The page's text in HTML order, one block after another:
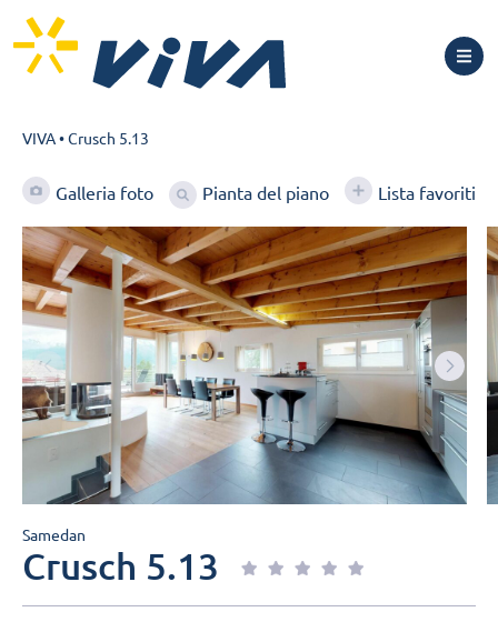
VIVA•Crusch 5.13
Galleria foto Pianta del piano Lista favoriti
Samedan
Crusch 5.13